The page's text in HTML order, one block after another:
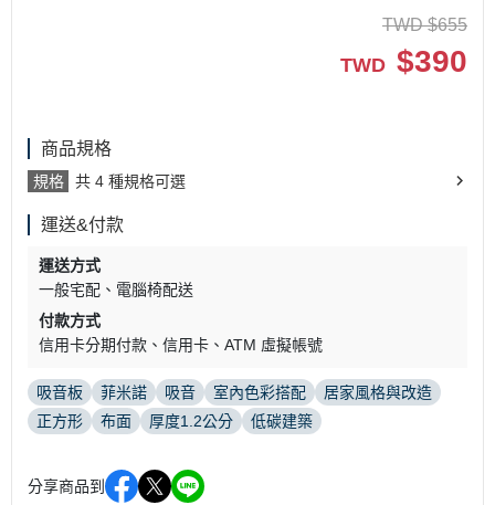
TWD $655
TWD $390
商品規格
規格 共 4 種規格可選
運送&付款
運送方式
一般宅配
電腦椅配送
付款方式
信用卡分期付款
信用卡 ATM 虛擬帳號
吸音板 菲米諾 吸音 室內色彩搭配
居家風格與改造
正方形
布面 厚度1.2公分 低碳建築
分享商品到